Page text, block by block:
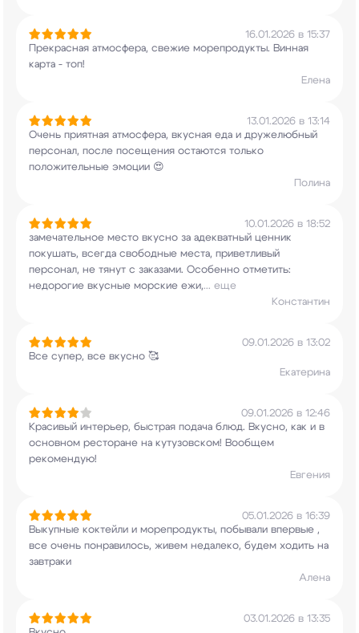
16.01.2026 в 15:37
Прекрасная атмосфера, свежие морепродукты. Винная
карта - топ!
Елена
13.01.2026 в 13:14
Очень приятная атмосфера, вкусная еда и дружелюбный
персонал, после посещения остаются только
положительные эмоции 😍
Полина
10.01.2026 в 18:52
замечательное место вкусно за адекватный ценник
покушать, всегда свободные места, приветливый
персонал, не тянут с заказами. Особенно отметить:
недорогие вкусные морские ежи,... еще
Константин
09.01.2026 в 13:02
Все супер, все вкусно 🥰
Екатерина
09.01.2026 в 12:46
Красивый интерьер, быстрая подача блюд. Вкусно, как и в
основном ресторане на кутузовском! Вообщем
рекомендую!
Евгения
05.01.2026 в 16:39
Выкупные коктейли и морепродукты, побывали впервые ,
все очень понравилось, живем недалеко, будем ходить на
завтраки
Алена
03.01.2026 в 13:35